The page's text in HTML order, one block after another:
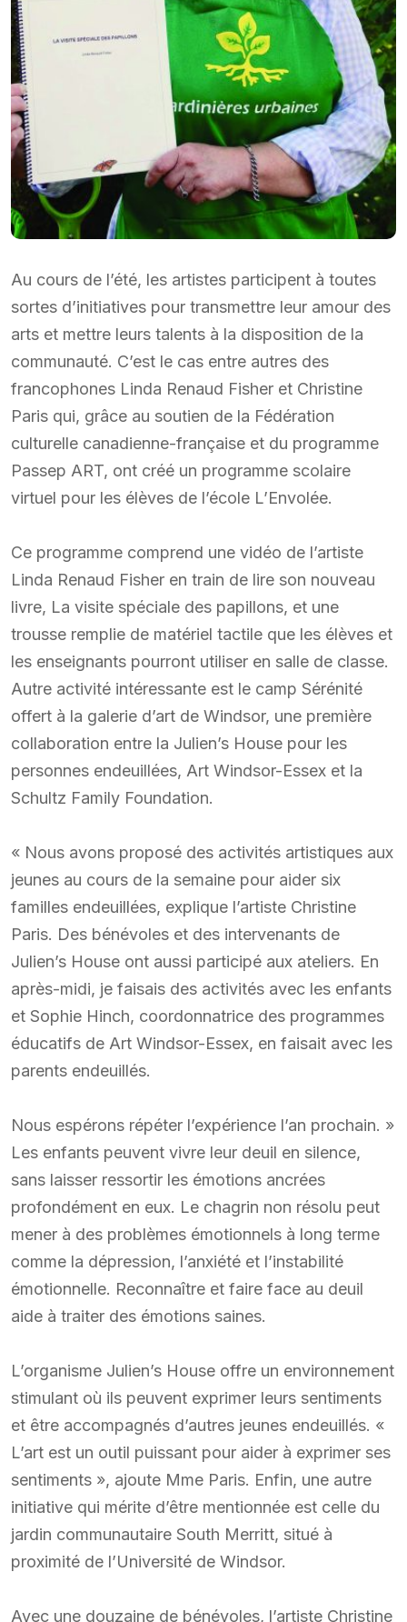
Au cours de l’été, les artistes participent à toutes
sortes d’initiatives pour transmettre leur amour des
arts et mettre leurs talents à la disposition de la
communauté. C’est le cas entre autres des
francophones Linda Renaud Fisher et Christine
Paris qui, grâce au soutien de la Fédération
culturelle canadienne-française et du programme
Passep ART, ont créé un programme scolaire
virtuel pour les élèves de l’école L’Envolée.
Ce programme comprend une vidéo de l’artiste
Linda Renaud Fisher en train de lire son nouveau
livre, La visite spéciale des papillons, et une
trousse remplie de matériel tactile que les élèves et
les enseignants pourront utiliser en salle de classe.
Autre activité intéressante est le camp Sérénité
offert à la galerie d’art de Windsor, une première
collaboration entre la Julien’s House pour les
personnes endeuillées, Art Windsor-Essex et la
Schultz Family Foundation.
« Nous avons proposé des activités artistiques aux
jeunes au cours de la semaine pour aider six
familles endeuillées, explique l’artiste Christine
Paris. Des bénévoles et des intervenants de
Julien’s House ont aussi participé aux ateliers. En
après-midi, je faisais des activités avec les enfants
et Sophie Hinch, coordonnatrice des programmes
éducatifs de Art Windsor-Essex, en faisait avec les
parents endeuillés.
Nous espérons répéter l’expérience l’an prochain. »
Les enfants peuvent vivre leur deuil en silence,
sans laisser ressortir les émotions ancrées
profondément en eux. Le chagrin non résolu peut
mener à des problèmes émotionnels à long terme
comme la dépression, l’anxiété et l’instabilité
émotionnelle. Reconnaître et faire face au deuil
aide à traiter des émotions saines.
L’organisme Julien’s House offre un environnement
stimulant où ils peuvent exprimer leurs sentiments
et être accompagnés d’autres jeunes endeuillés. «
L’art est un outil puissant pour aider à exprimer ses
sentiments », ajoute Mme Paris. Enfin, une autre
initiative qui mérite d’être mentionnée est celle du
jardin communautaire South Merritt, situé à
proximité de l’Université de Windsor.
Avec une douzaine de bénévoles, l’artiste Christine